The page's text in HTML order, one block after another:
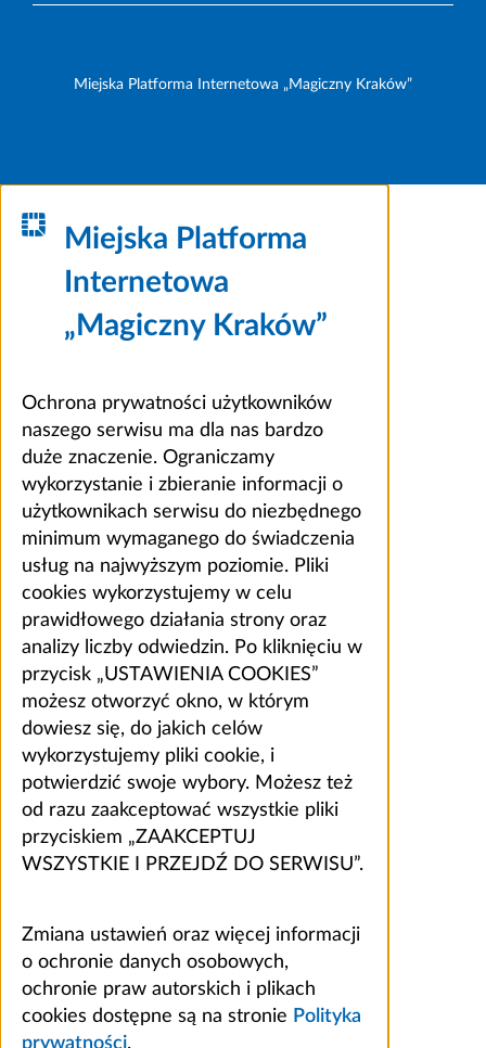
Miejska Platforma Internetowa „Magiczny Kraków”
Miejska Platforma
Internetowa
„Magiczny Kraków”
Ochrona prywatności użytkowników
naszego serwisu ma dla nas bardzo
duże znaczenie. Ograniczamy
wykorzystanie i zbieranie informacji o
użytkownikach serwisu do niezbędnego
minimum wymaganego do świadczenia
usług na najwyższym poziomie. Pliki
cookies wykorzystujemy w celu
prawidłowego działania strony oraz
analizy liczby odwiedzin. Po kliknięciu w
przycisk „USTAWIENIA COOKIES”
możesz otworzyć okno, w którym
dowiesz się, do jakich celów
wykorzystujemy pliki cookie, i
potwierdzić swoje wybory. Możesz też
od razu zaakceptować wszystkie pliki
przyciskiem „ZAAKCEPTUJ
WSZYSTKIE I PRZEJDŹ DO SERWISU”.
Zmiana ustawień oraz więcej informacji
o ochronie danych osobowych,
ochronie praw autorskich i plikach
cookies dostępne są na stronie Polityka
prywatności.